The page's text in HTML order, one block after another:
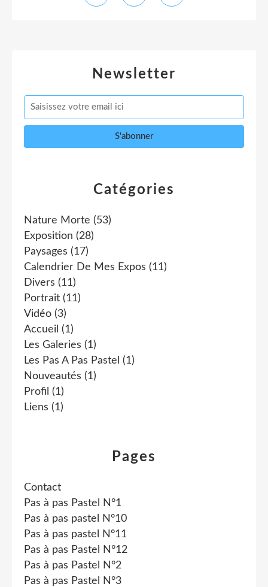
Newsletter
Catégories
Nature Morte (53)
Exposition (28)
Paysages (17)
Calendrier De Mes Expos (11)
Divers (11)
Portrait (11)
Vidéo (3)
Accueil (1)
Les Galeries (1)
Les Pas A Pas Pastel (1)
Nouveautés (1)
Profil (1)
Liens (1)
Pages
Contact
Pas à pas Pastel N°1
Pas à pas pastel N°10
Pas à pas pastel N°11
Pas à pas Pastel N°12
Pas à pas Pastel N°2
Pas à pas Pastel N°3